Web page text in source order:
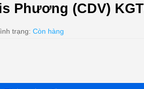
Phương (CDV)
trạng: Còn hàng